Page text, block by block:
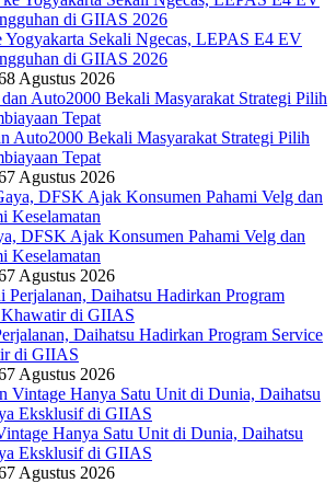
Yogyakarta Sekali Ngecas, LEPAS E4 EV
di GIIAS 2026
8 Agustus 2026
Auto2000 Bekali Masyarakat Strategi Pilih
Tepat
7 Agustus 2026
DFSK Ajak Konsumen Pahami Velg dan
Keselamatan
7 Agustus 2026
Daihatsu Hadirkan Program Service
di GIIAS
7 Agustus 2026
Hanya Satu Unit di Dunia, Daihatsu
Eksklusif di GIIAS
7 Agustus 2026